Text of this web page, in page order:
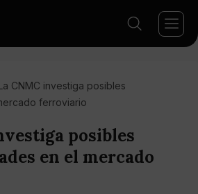
CNMC investiga posibles
ferroviario
posibles
en el mercado